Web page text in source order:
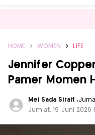
HOME WOMEN LIFE
Jennifer
Pamer Momen
Mei Sada Sirait ,
Jum'at, 19 Juni 2026